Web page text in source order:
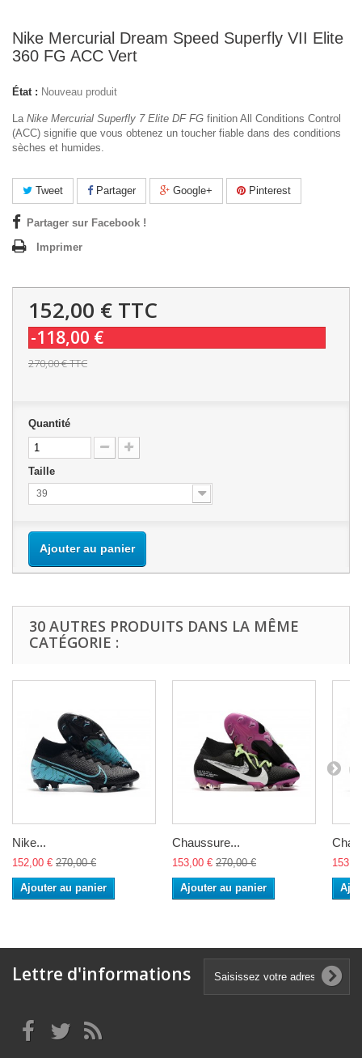
Nike Mercurial Dream Speed Superfly VII Elite
360 FG ACC Vert
État : Nouveau produit
La Nike Mercurial Superfly 7 Elite DF FG finition All Conditions Control
(ACC) signifie que vous obtenez un toucher fiable dans des conditions
sèches et humides.
Tweet Partager Google+ Pinterest
Partager sur Facebook !
Imprimer
152,00 € TTC
-118,00 €
270,00 €TTC
Quantité
Taille
39
Ajouter au panier
30 AUTRES PRODUITS DANS LA MÊME
CATÉGORIE :
Nike...
152,00 € 270,00 €
Ajouter au panier
Chaussure...
153,00 € 270,00 €
Ajouter au panier
Lettre d'informations